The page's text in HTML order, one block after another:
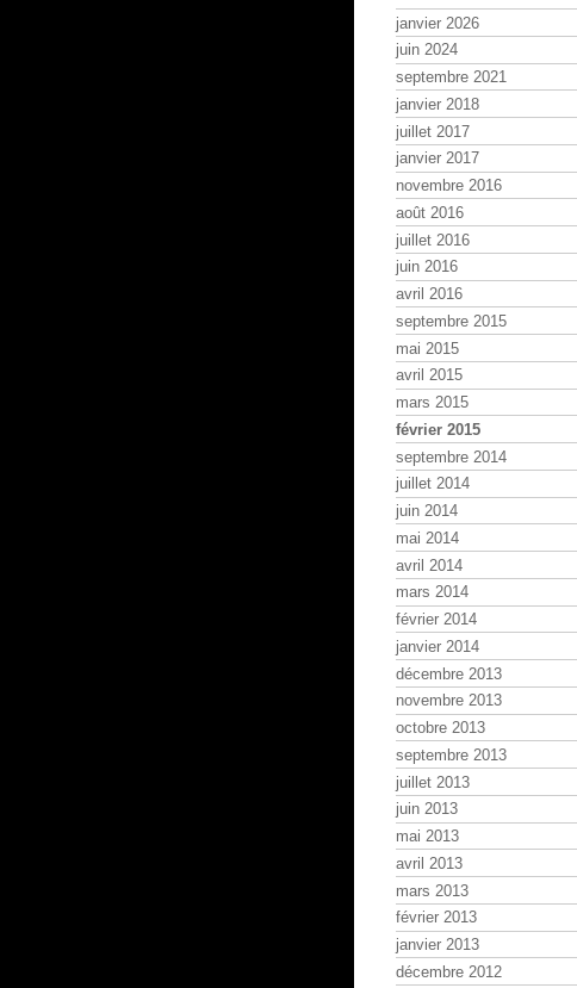
janvier 2026
juin 2024
septembre 2021
janvier 2018
juillet 2017
janvier 2017
novembre 2016
août 2016
juillet 2016
juin 2016
avril 2016
septembre 2015
mai 2015
avril 2015
mars 2015
février 2015
septembre 2014
juillet 2014
juin 2014
mai 2014
avril 2014
mars 2014
février 2014
janvier 2014
décembre 2013
novembre 2013
octobre 2013
septembre 2013
juillet 2013
juin 2013
mai 2013
avril 2013
mars 2013
février 2013
janvier 2013
décembre 2012